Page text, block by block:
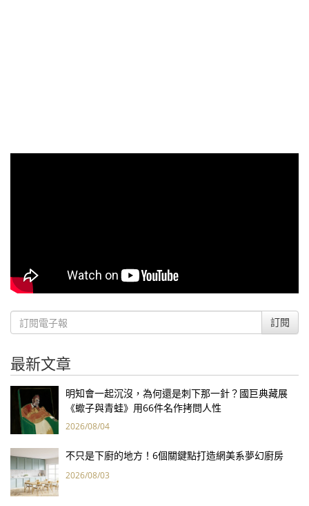
訂閱
最新文章
明知會一起沉沒，為何還是刺下那一針？國巨典藏展
《蠍子與青蛙》用66件名作拷問人性
2026/08/04
不只是下廚的地方！6個關鍵點打造網美系夢幻廚房
2026/08/03